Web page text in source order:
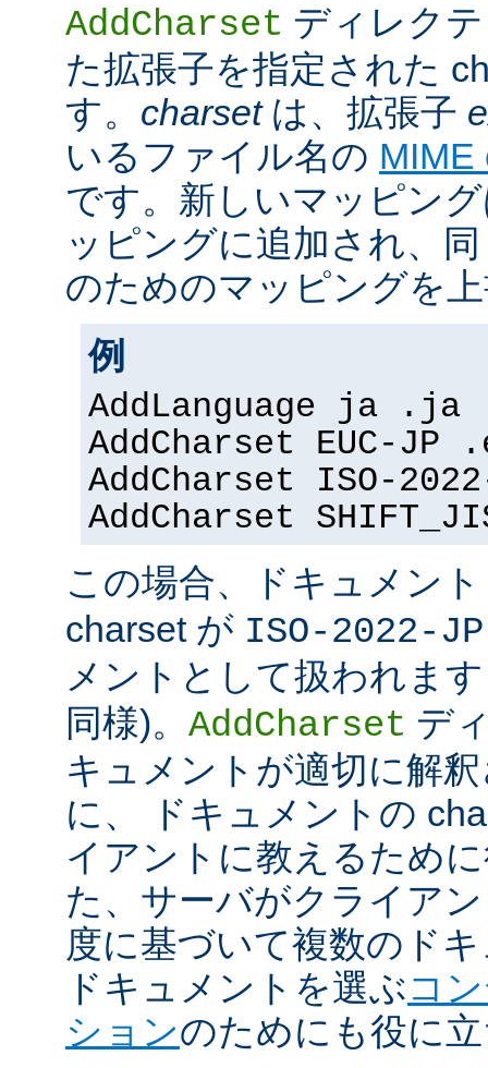
AddCharset ディレク
た拡張子を指定された
す。 charsetは、拡張子
いるファイル名の MIME
です。新しいマッピン
ッピングに追加され、
のためのマッピングを
例
AddLanguage ja .ja
AddCharset EUC-JP
AddCharset ISO-
AddCharset
この場合、ドキュメン
charset が ISO-2022-JP
メントとして扱われま
同様)。 AddCharset デ
キュメントが適切に解
に、 ドキュメントの
イアントに教えるため
た、サーバがクライア
度に基づいて複数のド
ドキュメントを選ぶコ
ションのためにも役に